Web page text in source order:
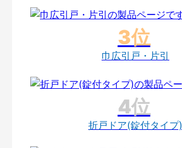
巾広引戸・片引
折戸ドア(錠付タイプ)